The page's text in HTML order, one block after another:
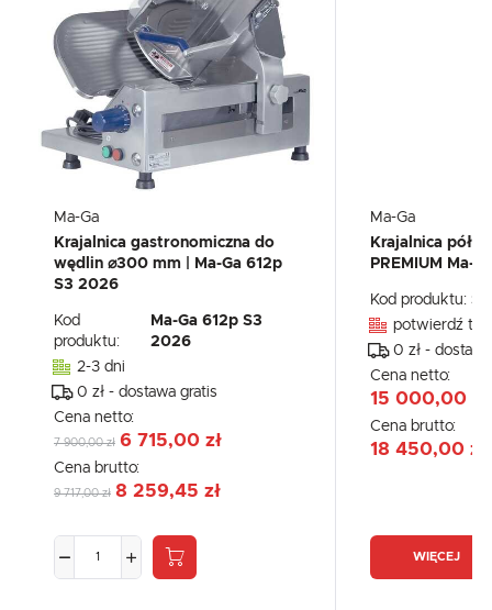
Ma-Ga
Krajalnica gastronomiczna do
wędlin ⌀300 mm | Ma-Ga 612p
S3 2026
Kod
produktu:
Ma-Ga 612p S3
2026
2-3 dni
0 zł - dostawa gratis
Cena netto:
7 900,00 zł 6 715,00 zł
Cena brutto:
9 717,00 zł 8 259,45 zł
Ma-Ga
Krajalnica
PREMIUM Ma-
Kod produktu:
potwierdź
0 zł -
Cena netto:
15 000,00 zł
Cena brutto:
18 450,00 zł
WIĘCEJ